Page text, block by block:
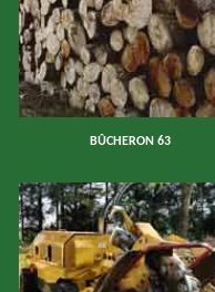
BÛCHERON 63